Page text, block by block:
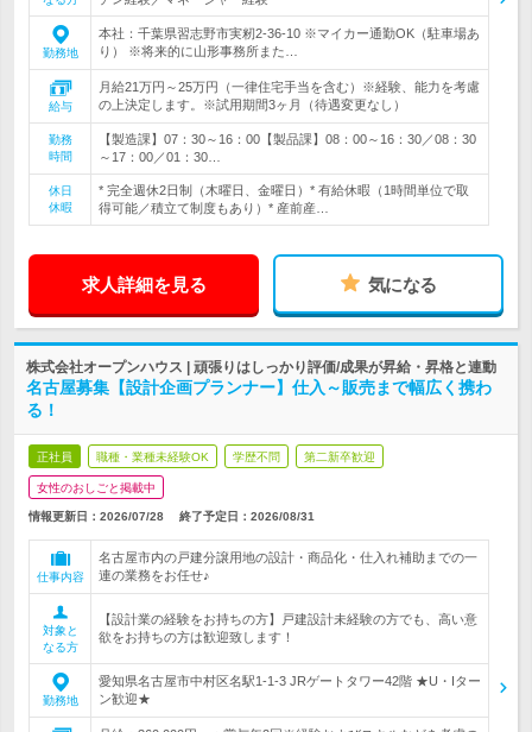
勤務地
本社：千葉県習志野市実籾2-36-10 ※マイカー通勤OK（駐車場あ
り） ※将来的に山形事務所また…
給与
月給21万円～25万円（一律住宅手当を含む）※経験、能力を考慮
の上決定します。※試用期間3ヶ月（待遇変更なし）
勤務
時間
【製造課】07：30～16：00【製品課】08：00～16：30／08：30
～17：00／01：30…
休日
休暇
* 完全週休2日制（木曜日、金曜日）* 有給休暇（1時間単位で取
得可能／積立て制度もあり）* 産前産…
求人詳細を見る 気になる
株式会社オープンハウス | 頑張りはしっかり評価/成果が昇給・昇格と連動
名古屋募集【設計企画プランナー】仕入～販売まで幅広く携わ
る！
正社員 職種・業種未経験OK 学歴不問 第二新卒歓迎
女性のおしごと掲載中
情報更新日：2026/07/28 終了予定日： 2026/08/31
仕事内容
名古屋市内の戸建分譲用地の設計・商品化・仕入れ補助までの一
連の業務をお任せ♪
対象と
なる方
【設計業の経験をお持ちの方】戸建設計未経験の方でも、高い意
欲をお持ちの方は歓迎致します！
勤務地
愛知県名古屋市中村区名駅1-1-3 JRゲートタワー42階 ★U・Iター
ン歓迎★